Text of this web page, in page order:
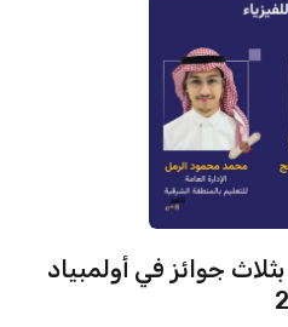
جوائز في أولمبياد